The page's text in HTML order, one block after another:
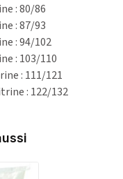
: 80/86
: 87/93
: 94/102
: 103/110
: 111/121
: 122/132